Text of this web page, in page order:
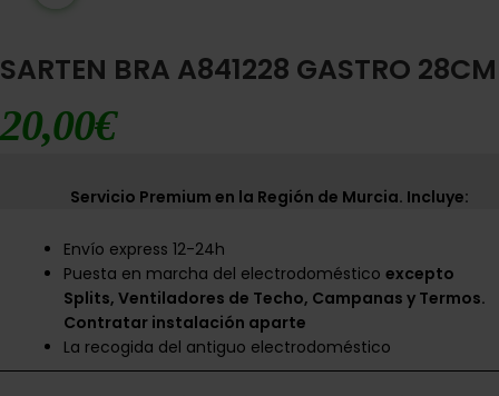
SARTEN BRA A841228 GASTRO 28CM
20,00€
Servicio Premium en la Región de Murcia. Incluye:
Envío express 12-24h
Puesta en marcha del electrodomésticoexcepto
Splits, Ventiladores de Techo, Campanas y Termos.
Contratar instalación aparte
La recogida del antiguo electrodoméstico